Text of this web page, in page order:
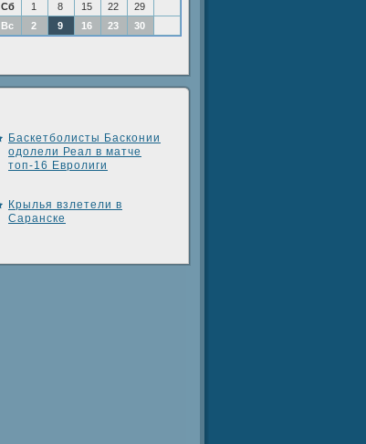
Сб
1 8 15 22
29
Вс
2 9 16 23 30
Баскетболисты Басконии
одолели Реал в матче
топ-16 Евролиги
Крылья взлетели в
Саранске